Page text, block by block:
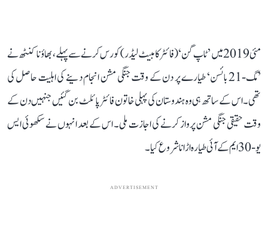
مئی 2019 میں ’ٹاپ گن‘ (فائٹر کامبیٹ لیڈر) کورس کرنے سے پہلے، بھاؤنا کنٹھ نے
’مگ-21 بائسن‘ طیارے پر دن کے وقت جنگی مشن انجام دینے کی اہلیت حاصل کی
تھی۔ اس کے ساتھ ہی وہ ہندوستان کی پہلی خاتون فائٹر پائلٹ بن گئیں جنہیں دن کے
وقت حقیقی جنگی مشن پرواز کرنے کی اجازت ملی۔ اس کے بعد انہوں نے سکھوئی ایس
یو-30 ایم کے آئی طیارہ اڑانا شروع کیا۔
ADVERTISEMENT